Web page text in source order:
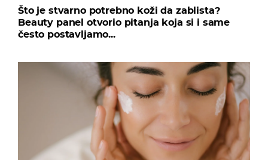
Što je stvarno potrebno koži da zablista?
Beauty panel otvorio pitanja koja si i same
često postavljamo...